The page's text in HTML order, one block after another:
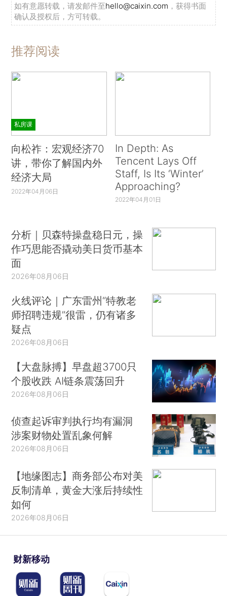
如有意愿转载，请发邮件至hello@caixin.com ，获得书面
确认及授权后，方可转载。
推荐阅读
私房课
向松祚：宏观经济70
讲，带你了解国内外
经济大局
2022年04月06日
In Depth: As
Tencent Lays Off
Staff, Is Its ‘Winter’
Approaching?
2022年04月01日
分析｜贝森特操盘稳日元，操
作巧思能否撬动美日货币基本
面
2026年08月06日
火线评论｜广东雷州“特教老
师招聘违规”很雷，仍有诸多
疑点
2026年08月06日
【大盘脉搏】早盘超3700只
个股收跌 AI链条震荡回升
2026年08月06日
侦查起诉审判执行均有漏洞
涉案财物处置乱象何解
2026年08月06日
【地缘图志】商务部公布对美
反制清单，黄金大涨后持续性
如何
2026年08月06日
财新移动